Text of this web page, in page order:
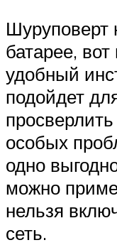
Шуруповерт
батарее,
удобный
подойдет
особых
одно
можно
нельзя
сеть.